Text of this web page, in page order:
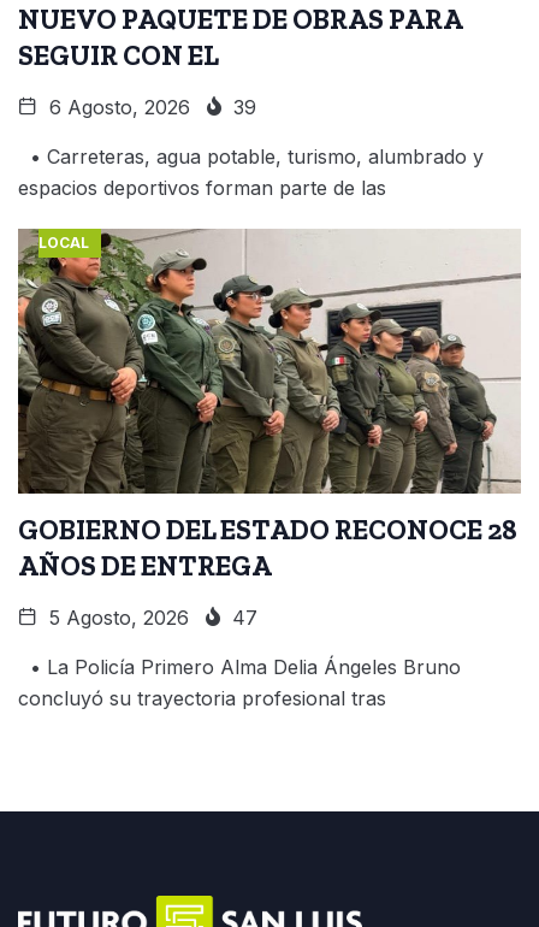
NUEVO PAQUETE DE OBRAS PARA
SEGUIR CON EL
6 Agosto, 2026 39
• Carreteras, agua potable, turismo, alumbrado y
espacios deportivos forman parte de las
LOCAL
GOBIERNO DEL ESTADO RECONOCE 28
AÑOS DE ENTREGA
5 Agosto, 2026 47
• La Policía Primero Alma Delia Ángeles Bruno
concluyó su trayectoria profesional tras